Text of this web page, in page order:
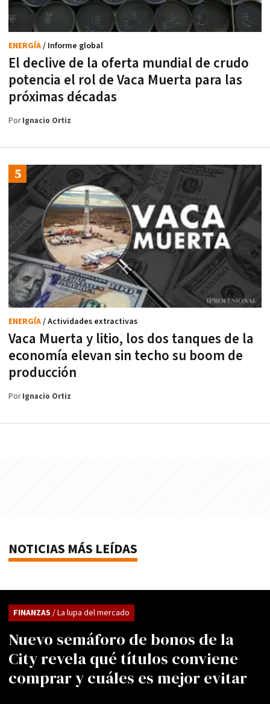
El declive de la oferta mundial de crudo
potencia el rol de Vaca Muerta para las
próximas décadas
ENERGÍA/ Informe global
PorIgnacio Ortiz
Vaca Muerta y litio, los dos tanques de la
economía elevan sin techo su boom de
producción
ENERGÍA/ Actividades extractivas
PorIgnacio Ortiz
NOTICIAS MÁS LEÍDAS
Nuevo semáforo de bonos de la
City revela qué títulos conviene
comprar y cuáles es mejor evitar
FINANZAS / La lupa del mercado